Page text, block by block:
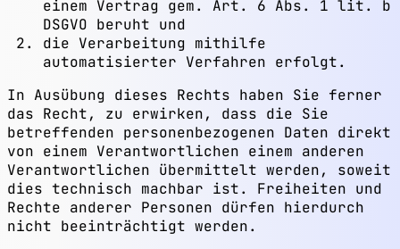
einem Vertrag gem. Art. 6 Abs. 1 lit. b
DSGVO beruht und
die Verarbeitung mithilfe
automatisierter Verfahren erfolgt.
In Ausübung dieses Rechts haben Sie ferner
das Recht, zu erwirken, dass die Sie
betreffenden personenbezogenen Daten direkt
von einem Verantwortlichen einem anderen
Verantwortlichen übermittelt werden, soweit
dies technisch machbar ist. Freiheiten und
Rechte anderer Personen dürfen hierdurch
nicht beeinträchtigt werden.